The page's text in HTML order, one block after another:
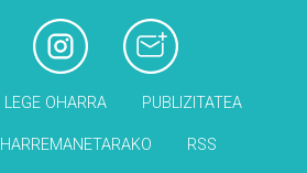
LEGE OHARRA PUBLIZITATEA
HARREMANETARAKO RSS